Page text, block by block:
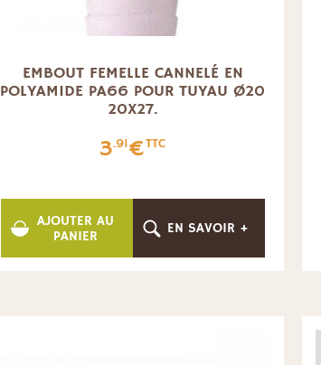
EMBOUT FEMELLE CANNELÉ EN
POLYAMIDE PA66 POUR TUYAU Ø20
20X27.
3.91€TTC
AJOUTER AU
PANIER
EN SAVOIR +